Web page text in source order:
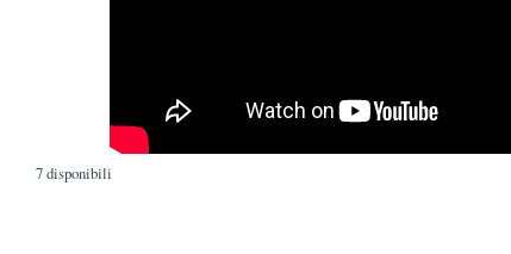
7 disponibili